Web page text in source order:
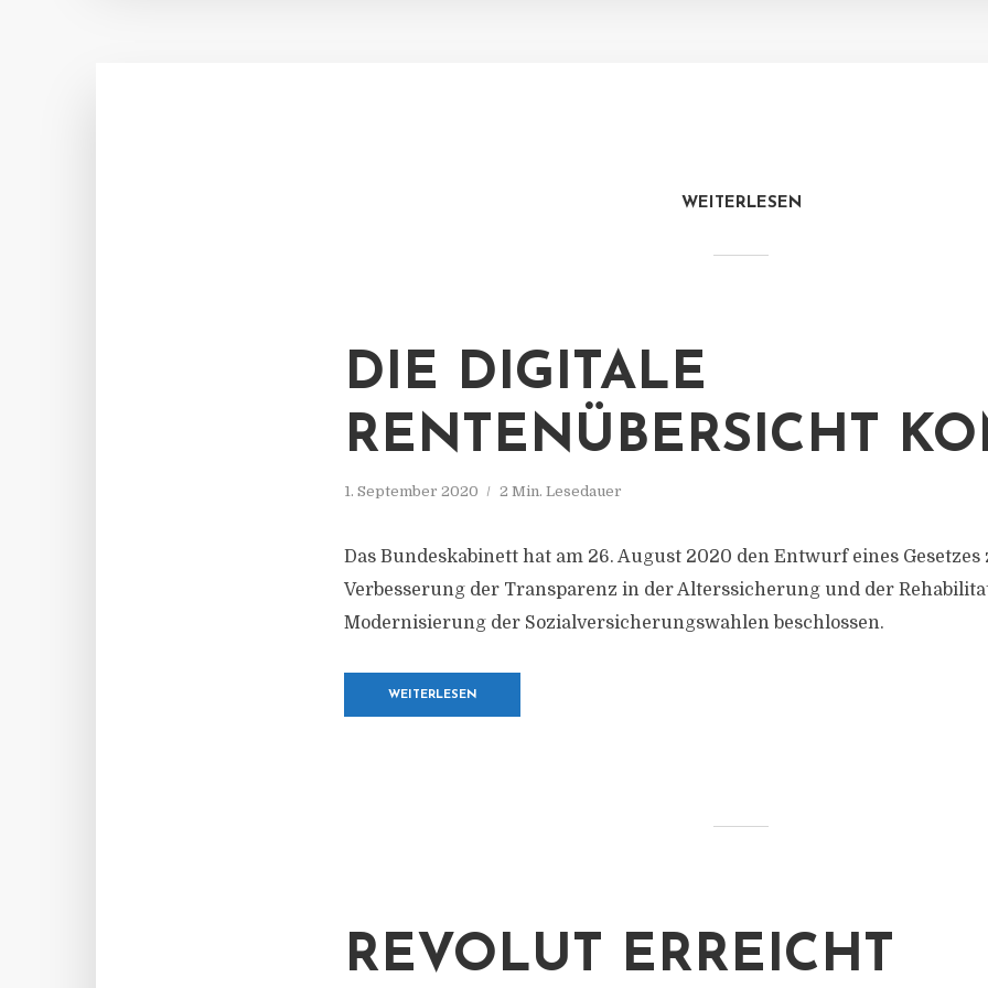
WEITERLESEN
DIE DIGITALE
RENTENÜBERSICHT
1. September 2020 2 Min. Lesedauer
Das Bundeskabinett hat am 26. August 2020 den Entwurf eines Gesetzes
Verbesserung der Transparenz in der Alterssicherung und der
Modernisierung der Sozialversicherungswahlen beschlossen.
WEITERLESEN
REVOLUT ERREICHT